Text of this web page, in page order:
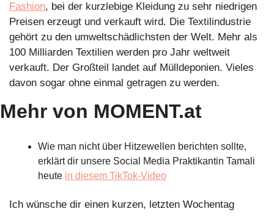
Fashion, bei der kurzlebige Kleidung zu sehr niedrigen
Preisen erzeugt und verkauft wird. Die Textilindustrie
gehört zu den umweltschädlichsten der Welt. Mehr als
100 Milliarden Textilien werden pro Jahr weltweit
verkauft. Der Großteil landet auf Mülldeponien. Vieles
davon sogar ohne einmal getragen zu werden.
Mehr von MOMENT.at
Wie man nicht über Hitzewellen berichten sollte,
erklärt dir unsere Social Media Praktikantin Tamali
heute in diesem TikTok-Video
Ich wünsche dir einen kurzen, letzten Wochentag